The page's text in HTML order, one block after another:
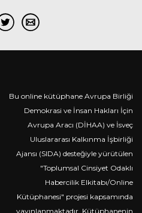
Bu online kütüphane Avrupa Birliği
Demokrasi ve İnsan Hakları İçin
Avrupa Aracı (DİHAA) ve İsveç
Uluslararası Kalkınma İşbirliği
Ajansı (SIDA) desteğiyle yürütülen
"Toplumsal Cinsiyet Odaklı
Habercilik Elkitabı/Online
Kütüphanesi" projesi kapsamında
yayınlanmaktadır. Kütüphanenin